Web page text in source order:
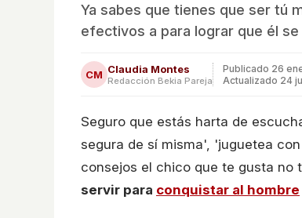
Ya sabes que tienes que ser tú
efectivos a para lograr que él
CM Claudia Montes
Redacción Bekia Pareja
Publicado 26
Actualizado 24
Seguro que estás harta de
segura de sí misma', 'juguetea
consejos el chico que te gusta no
servir para conquistar al hombre